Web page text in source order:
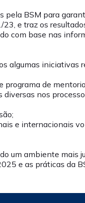
BSM para
e traz os
com base nas
algumas iniciativas
de
nos
e internacionais
um ambiente mais
e as práticas da